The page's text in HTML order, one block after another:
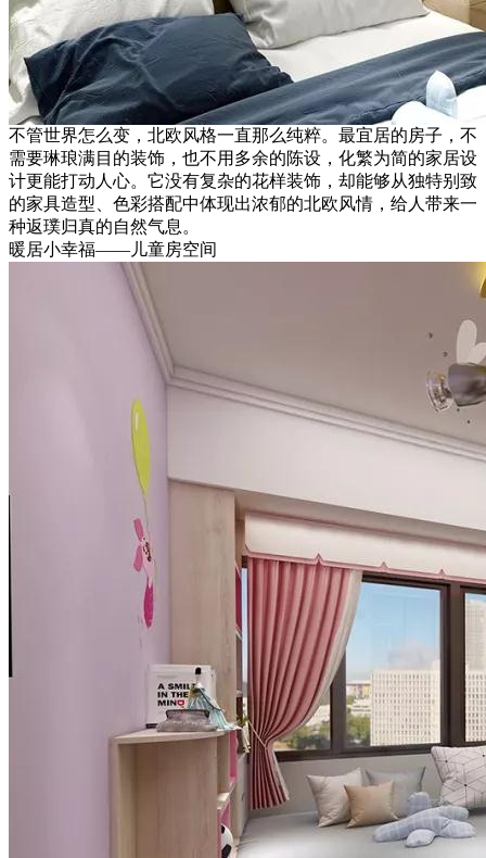
不管世界怎么变，北欧风格一直那么纯粹。最宜居的房子，不
需要琳琅满目的装饰，也不用多余的陈设，化繁为简的家居设
计更能打动人心。它没有复杂的花样装饰，却能够从独特别致
的家具造型、色彩搭配中体现出浓郁的北欧风情，给人带来一
种返璞归真的自然气息。
暖居小幸福——儿童房空间